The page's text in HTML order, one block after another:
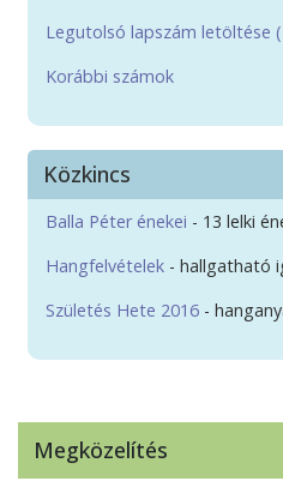
Legutolsó lapszám letöltése
Korábbi számok
Közkincs
Balla Péter énekei - 13 lelki
Hangfelvételek - hallgatható
Születés Hete 2016 -
Megközelítés